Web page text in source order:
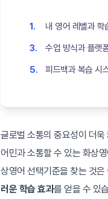
내 영어 레벨과 학
수업 방식과 플랫
피드백과 복습 시
글로벌 소통의 중요성이 더
어민과 소통할 수 있는 화상
상영어 선택기준을 찾는 것은
러운 학습 효과를 얻을 수 있